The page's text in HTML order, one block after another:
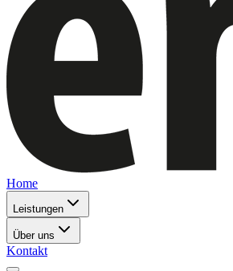
Home
Leistungen
Über uns
Kontakt